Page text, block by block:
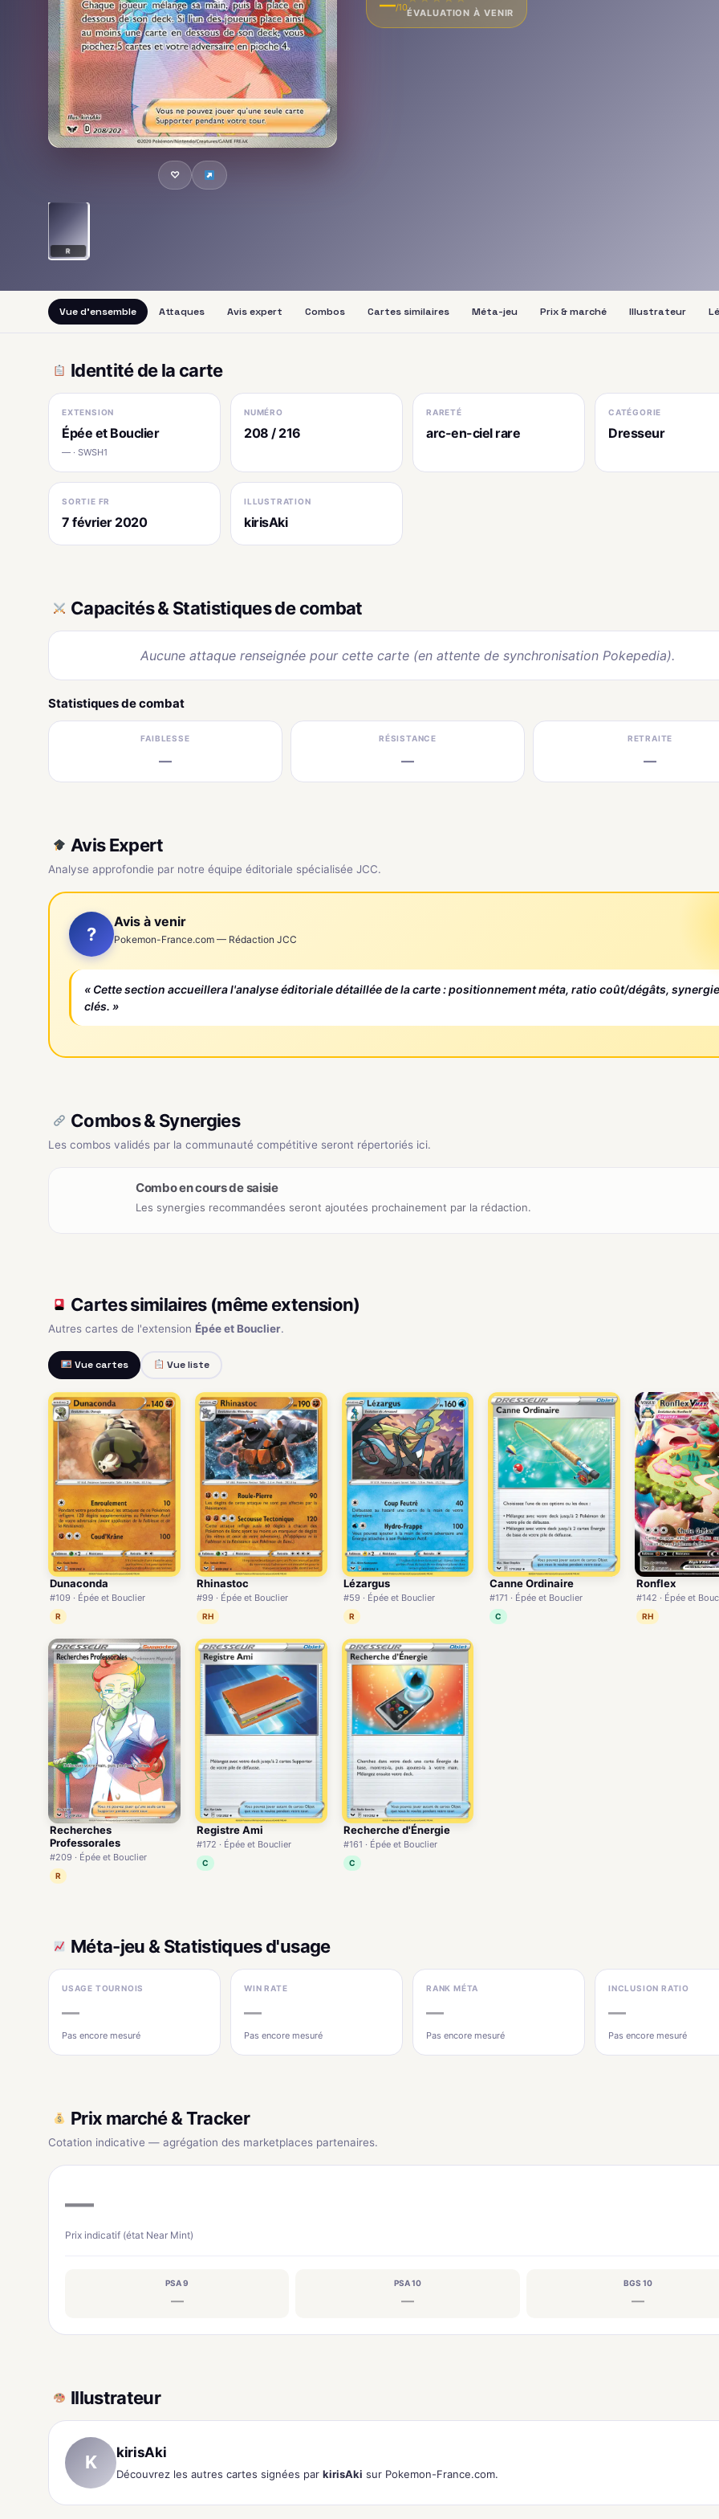
♡
R
—/10
ÉVALUATION À VENIR
Vue d'ensemble Attaques Avis expert Combos Cartes similaires Méta-jeu Prix & marché Illustrateur
Identité de la carte
EXTENSION
Épée et Bouclier
— · SWSH1
NUMÉRO
208 / 216
RARETÉ
arc-en-ciel rare
CATÉGORIE
Dresseur
SORTIE FR
7 février 2020
ILLUSTRATION
kirisAki
Capacités & Statistiques de combat
Aucune attaque renseignée pour cette carte (en attente de synchronisation Pokepedia).
Statistiques de combat
FAIBLESSE
—
RÉSISTANCE
—
RETRAITE
—
Avis Expert
Analyse approfondie par notre équipe éditoriale spécialisée JCC.
?
Avis à venir
Pokemon-France.com — Rédaction JCC
« Cette section accueillera l'analyse éditoriale détaillée de la carte : positionnement méta, ratio coût/dégâts,
clés. »
Combos & Synergies
Les combos validés par la communauté compétitive seront répertoriés ici.
Combo en cours de saisie
Les synergies recommandées seront ajoutées prochainement par la rédaction.
Cartes similaires (même extension)
Autres cartes de l'extension Épée et Bouclier.
Vue cartes Vue liste
Dunaconda
#109 · Épée et Bouclier
R
Rhinastoc
#99 · Épée et Bouclier
RH
Lézargus
#59 · Épée et Bouclier
R
Canne Ordinaire
#171 · Épée et Bouclier
C
Ronflex
#142 · Épée et
RH
Recherches
Professorales
#209 · Épée et Bouclier
R
Registre Ami
#172 · Épée et Bouclier
C
Recherche d'Énergie
#161 · Épée et Bouclier
C
Méta-jeu & Statistiques d'usage
USAGE TOURNOIS
—
Pas encore mesuré
WIN RATE
—
Pas encore mesuré
RANK MÉTA
—
Pas encore mesuré
INCLUSION RATIO
—
Pas encore mesuré
Prix marché & Tracker
Cotation indicative — agrégation des marketplaces partenaires.
—
Prix indicatif (état Near Mint)
PSA 9
—
PSA 10
—
BGS 10
—
Illustrateur
K kirisAki
Découvrez les autres cartes signées par kirisAki sur Pokemon-France.com.